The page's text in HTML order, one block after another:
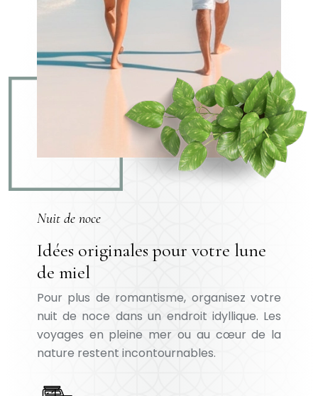
Nuit de noce
Idées originales pour votre lune
de miel
Pour plus de romantisme, organisez votre
nuit de noce dans un endroit idyllique. Les
voyages en pleine mer ou au cœur de la
nature restent incontournables.